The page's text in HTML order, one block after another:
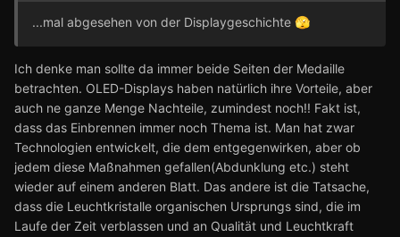
...mal abgesehen von der Displaygeschichte 🫣
Ich denke man sollte da immer beide Seiten der Medaille
betrachten. OLED-Displays haben natürlich ihre Vorteile, aber
auch ne ganze Menge Nachteile, zumindest noch!! Fakt ist,
dass das Einbrennen immer noch Thema ist. Man hat zwar
Technologien entwickelt, die dem entgegenwirken, aber ob
jedem diese Maßnahmen gefallen(Abdunklung etc.) steht
wieder auf einem anderen Blatt. Das andere ist die Tatsache,
dass die Leuchtkristalle organischen Ursprungs sind, die im
Laufe der Zeit verblassen und an Qualität und Leuchtkraft